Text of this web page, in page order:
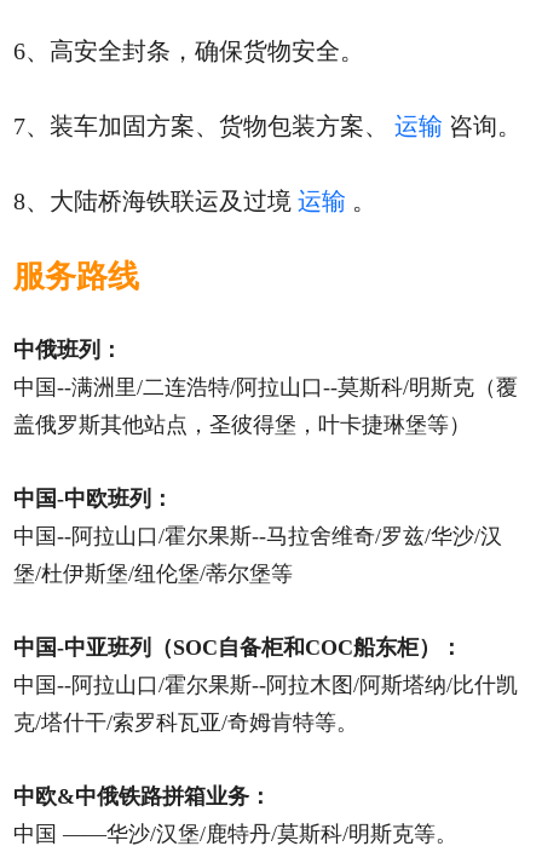
6、高安全封条，确保货物安全。
7、装车加固方案、货物包装方案、 运输 咨询。
8、大陆桥海铁联运及过境 运输 。
服务路线
中俄班列：
中国--满洲里/二连浩特/阿拉山口--莫斯科/明斯克（覆
盖俄罗斯其他站点，圣彼得堡，叶卡捷琳堡等）
中国-中欧班列：
中国--阿拉山口/霍尔果斯--马拉舍维奇/罗兹/华沙/汉
堡/杜伊斯堡/纽伦堡/蒂尔堡等
中国-中亚班列（SOC自备柜和COC船东柜）：
中国--阿拉山口/霍尔果斯--阿拉木图/阿斯塔纳/比什凯
克/塔什干/索罗科瓦亚/奇姆肯特等。
中欧&中俄铁路拼箱业务：
中国 ——华沙/汉堡/鹿特丹/莫斯科/明斯克等。